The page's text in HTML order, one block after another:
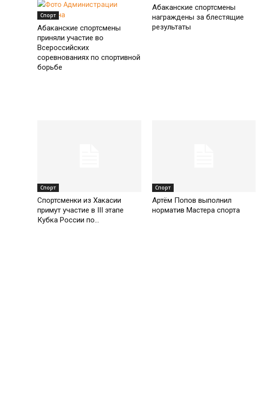
Спорт
Абаканские спортсмены
приняли участие во
Всероссийских
соревнованиях по спортивной
борьбе
Абаканские спортсмены
награждены за блестящие
результаты
Спорт
Спортсменки из Хакасии
примут участие в III этапе
Кубка России по...
Спорт
Артём Попов выполнил
норматив Мастера спорта